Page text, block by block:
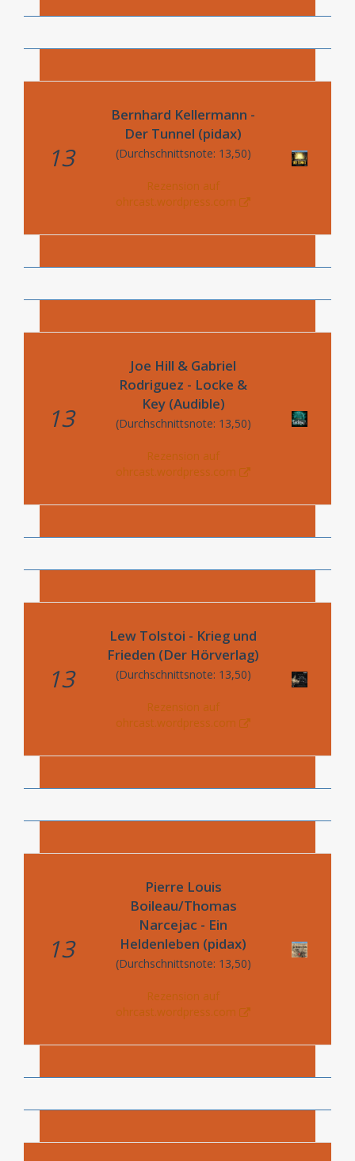
13
Bernhard Kellermann -
Der Tunnel (pidax)
(Durchschnittsnote: 13,50)
Rezension auf
ohrcast.wordpress.com
13
Joe Hill & Gabriel
Rodriguez - Locke &
Key (Audible)
(Durchschnittsnote: 13,50)
Rezension auf
ohrcast.wordpress.com
13
Lew Tolstoi - Krieg und
Frieden (Der Hörverlag)
(Durchschnittsnote: 13,50)
Rezension auf
ohrcast.wordpress.com
13
Pierre Louis
Boileau/Thomas
Narcejac - Ein
Heldenleben (pidax)
(Durchschnittsnote: 13,50)
Rezension auf
ohrcast.wordpress.com